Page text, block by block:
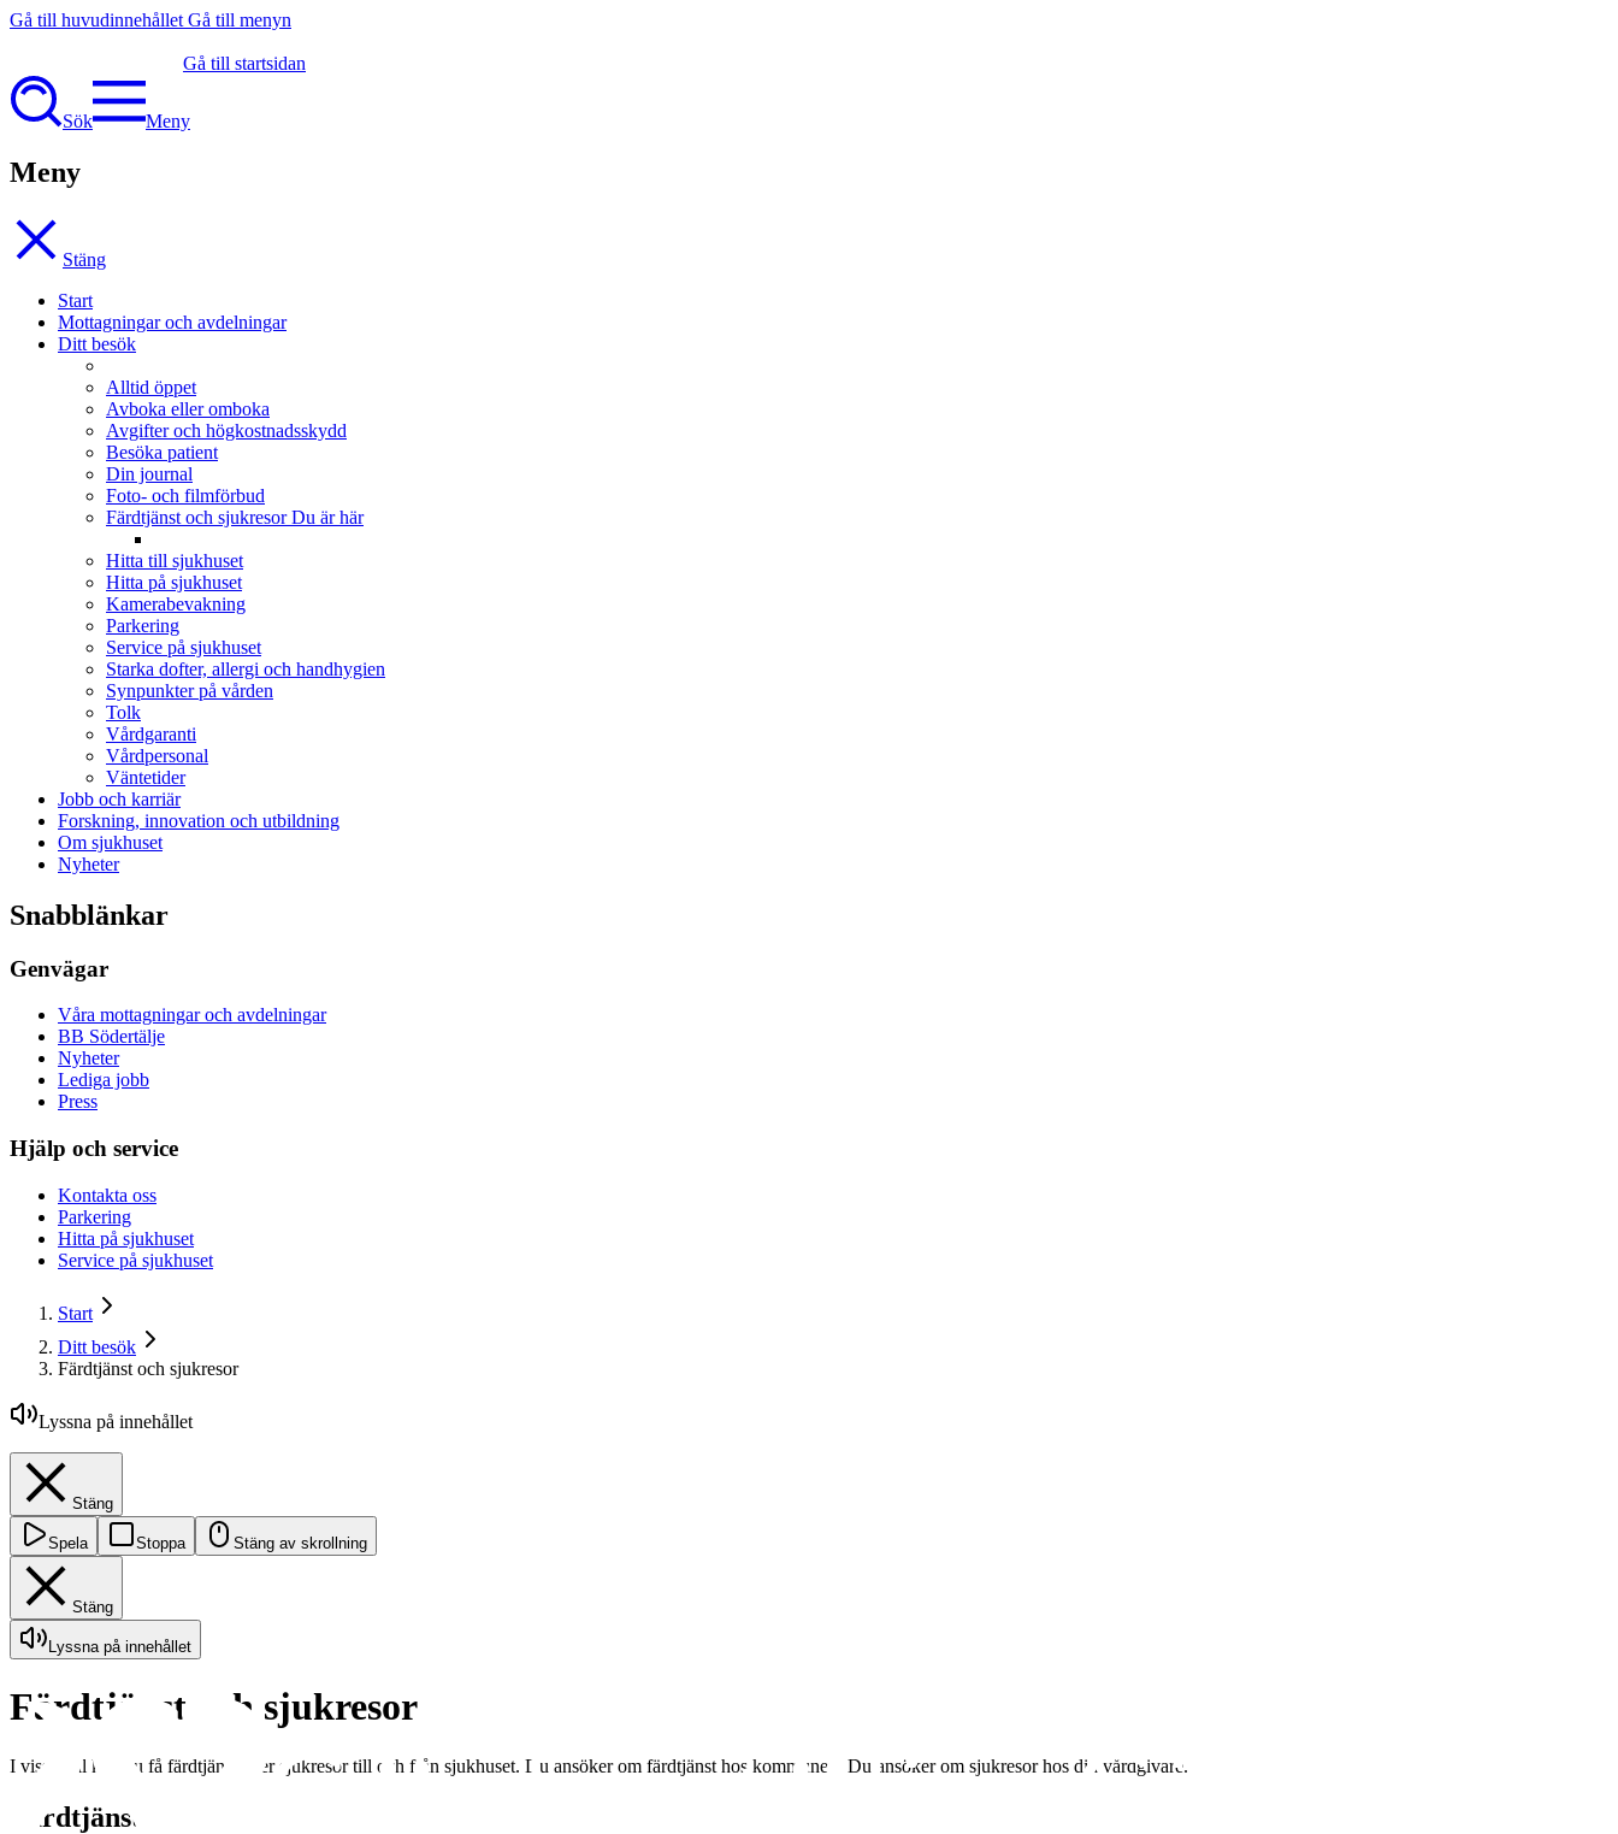
Gå till huvudinnehållet Gå till menyn
Gå till startsidan
Sök Meny
Meny
Stäng
Start
Mottagningar och avdelningar
Ditt besök
Alltid öppet
Avboka eller omboka
Avgifter och högkostnadsskydd
Besöka patient
Din journal
Foto- och filmförbud
Färdtjänst och sjukresor Du är här
Hitta till sjukhuset
Hitta på sjukhuset
Kamerabevakning
Parkering
Service på sjukhuset
Starka dofter, allergi och handhygien
Synpunkter på vården
Tolk
Vårdgaranti
Vårdpersonal
Väntetider
Jobb och karriär
Forskning, innovation och utbildning
Om sjukhuset
Nyheter
Snabblänkar
Genvägar
Våra mottagningar och avdelningar
BB Södertälje
Nyheter
Lediga jobb
Press
Hjälp och service
Kontakta oss
Parkering
Hitta på sjukhuset
Service på sjukhuset
Start
Ditt besök
Färdtjänst och sjukresor
Lyssna på innehållet
Stäng
Spela Stoppa Stäng av skrollning
Stäng
Lyssna på innehållet
Färdtjänst och sjukresor
I vissa fall kan du få färdtjänst eller sjukresor till och från sjukhuset. Du ansöker om färdtjänst hos kommunen. Du ansöker om sjukresor hos din vårdgivare.
Färdtjänst